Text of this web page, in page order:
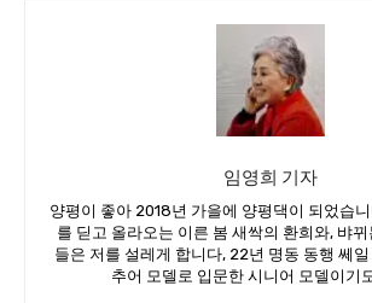
임영희 기자
양평이 좋아 2018년 가을에 양평댁이 되었습
를 딛고 올라오는 이른 봄 새싹의 환희와, 뱌
들은 저를 설레게 합니다, 22년 명동 동행 쎄
추어 모델로 입문한 시니어 모델이기